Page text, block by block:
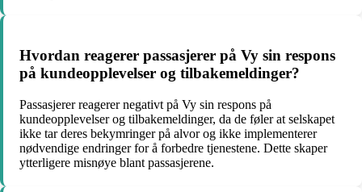
Hvordan reagerer passasjerer på Vy sin respons
på kundeopplevelser og tilbakemeldinger?
Passasjerer reagerer negativt på Vy sin respons på
kundeopplevelser og tilbakemeldinger, da de føler at selskapet
ikke tar deres bekymringer på alvor og ikke implementerer
nødvendige endringer for å forbedre tjenestene. Dette skaper
ytterligere misnøye blant passasjerene.